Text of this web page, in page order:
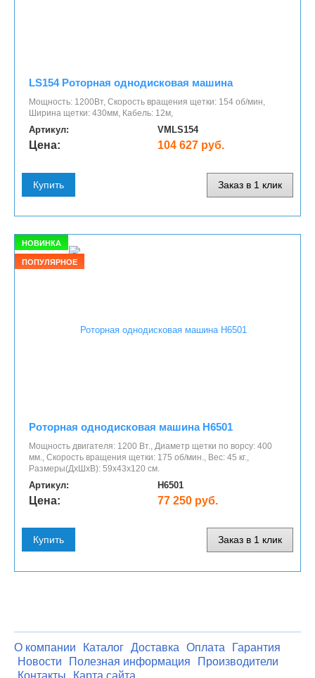
LS154 Роторная однодисковая машина
Мощность: 1200Вт, Скорость вращения щетки: 154 об/мин,
Ширина щетки: 430мм, Кабель: 12м,
Артикул: VMLS154
Цена: 104 627 руб.
Купить Заказ в 1 клик
НОВИНКА
ПОПУЛЯРНОЕ
Роторная однодисковая машина H6501
Мощность двигателя: 1200 Вт., Диаметр щетки по ворсу: 400
мм., Скорость вращения щетки: 175 об/мин., Вес: 45 кг.,
Размеры(ДхШхВ): 59х43х120 см.
Артикул: H6501
Цена: 77 250 руб.
Купить Заказ в 1 клик
О компании Каталог Доставка Оплата
Гарантия
Новости
Полезная информация
Производители
Контакты
Карта сайта